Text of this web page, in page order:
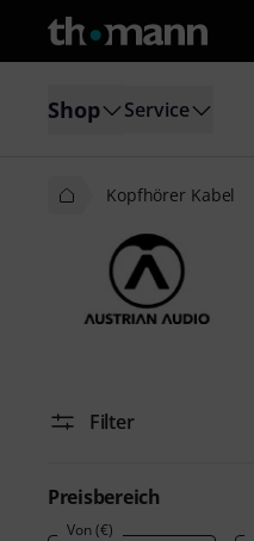
Shop Service
Kopfhörer Kabel
Filter
Preisbereich
Von (€)